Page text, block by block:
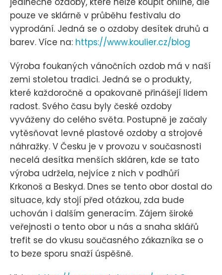
pouze ve sklárně v průběhu festivalu do
vyprodání. Jedná se o ozdoby desítek druhů a
barev. Více na: https://www.koulier.cz/blog
Výroba foukaných vánočních ozdob má v naší
zemi stoletou tradici. Jedná se o produkty,
které každoročně a opakovaně přinášejí lidem
radost. Svého času byly české ozdoby
vyváženy do celého světa. Postupně je začaly
vytěsňovat levné plastové ozdoby a strojové
náhražky. V Česku je v provozu v současnosti
necelá desítka menších skláren, kde se tato
výroba udržela, nejvíce z nich v podhůří
Krkonoš a Beskyd. Dnes se tento obor dostal do
situace, kdy stojí před otázkou, zda bude
uchován i dalším generacím. Zájem široké
veřejnosti o tento obor u nás a snaha sklářů
trefit se do vkusu současného zákazníka se o
to beze sporu snaží úspěšně.